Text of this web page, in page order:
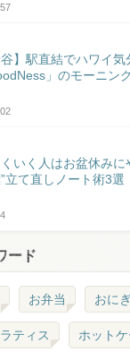
谷】駅直結でハワイ
」のモーニン
いく人はお盆休み
立て直しノート術3選
ード
お弁当 おに
ティス ホット